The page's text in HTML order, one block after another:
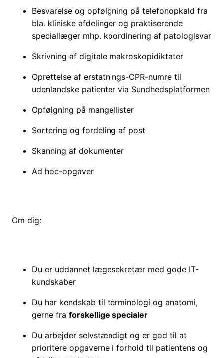
Besvarelse og opfølgning på telefonopkald fra
bla. kliniske afdelinger og praktiserende
speciallæger mhp. koordinering af patologisvar
Skrivning af digitale makroskopidiktater
Oprettelse af erstatnings-CPR-numre til
udenlandske patienter via Sundhedsplatformen
Opfølgning på mangellister
Sortering og fordeling af post
Skanning af dokumenter
Ad hoc-opgaver
Om dig:
Du er uddannet lægesekretær med gode IT-
kundskaber
Du har kendskab til terminologi og anatomi,
gerne fra forskellige specialer
Du arbejder selvstændigt og er god til at
prioritere opgaverne i forhold til patientens og